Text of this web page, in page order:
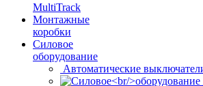
MultiTrack
Монтажные
коробки
Силовое
оборудование
Автоматические